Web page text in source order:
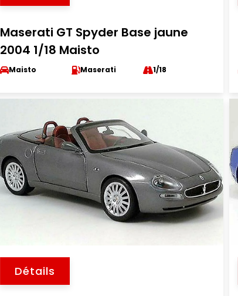
Maserati GT Spyder Base jaune
2004 1/18 Maisto
Maisto Maserati 1/18
Détails